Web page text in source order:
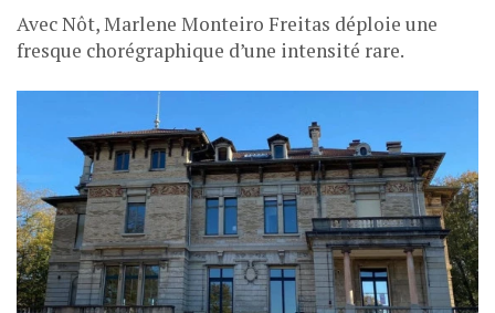
Avec Nôt, Marlene Monteiro Freitas déploie une
fresque chorégraphique d’une intensité rare.